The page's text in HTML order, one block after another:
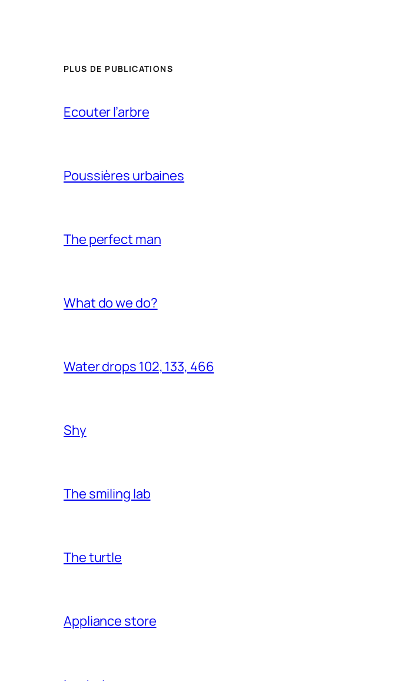
PLUS DE PUBLICATIONS
Ecouter l’arbre
Poussières urbaines
The perfect man
What do we do?
Water drops 102, 133, 466
Shy
The smiling lab
The turtle
Appliance store